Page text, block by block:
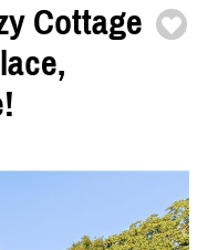
Cottage